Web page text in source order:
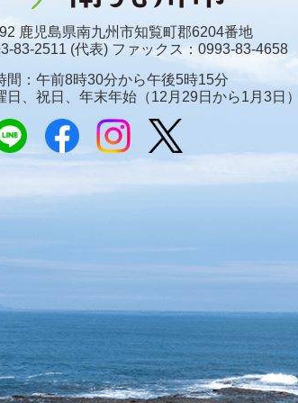
鹿児島県南九州市知覧町郡6204番地
83-2511 (代表) ファックス：0993-83-4658
間：午前8時30分から午後5時15分
日、祝日、年末年始 （12月29日から1月3日